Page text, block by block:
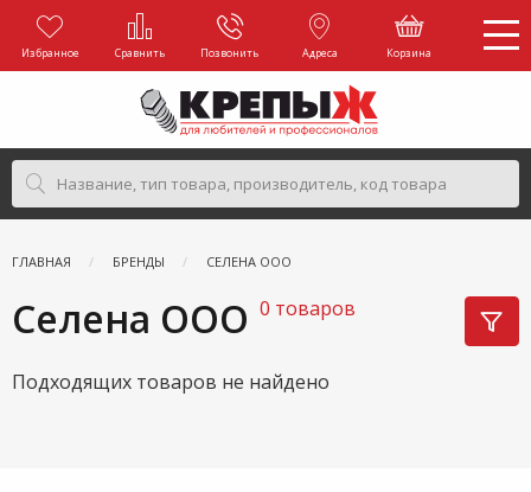
Избранное Сравнить Позвонить Адреса Корзина
ГЛАВНАЯ БРЕНДЫ СЕЛЕНА ООО
Селена ООО 0 товаров
Подходящих товаров не найдено